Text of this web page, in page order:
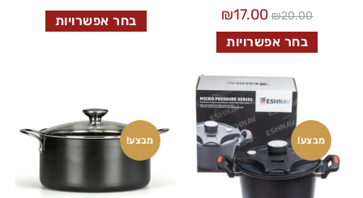
₪20.00
₪17.00
בחר אפשרויות
בחר אפשרויות
מבצע! מבצע!